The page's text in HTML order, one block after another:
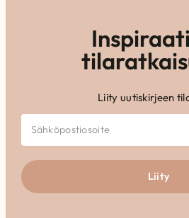
Liity uutiskirjeen
Liity